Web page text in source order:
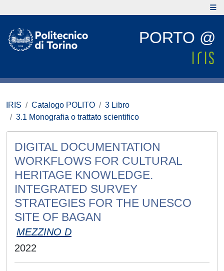
PORTO @
IRIS Catalogo POLITO
3 Libro
3.1 Monografia o trattato scientifico
DIGITAL DOCUMENTATION
WORKFLOWS FOR CULTURAL
HERITAGE KNOWLEDGE.
INTEGRATED SURVEY
STRATEGIES FOR THE UNESCO
SITE OF BAGAN
MEZZINO D
2022